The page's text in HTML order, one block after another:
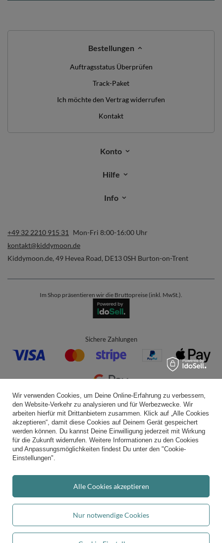
Bestellungen
Auftragsstatus Überprüfen
Track-Paket
Ich möchte den Vertrag widerrufen
Kontakt
Konto
Hilfe
Info
+49 32 2210 915 31
Mon-Fri 8:00-16:00 Uhr
kontakt@kiddymoon.de
Kiddymoon.de, 49 Hevea Road, DE13 0SH Burton-on-Trent
Im Shop präsentieren wir die Bruttopreise (inkl. MwSt.).
Sichere Zahlungen
Bequeme Lieferung
Du kannst uns vertrauen
Folge uns:
Wir verwenden Cookies, um Deine Online-Erfahrung zu verbessern,
den Website-Verkehr zu analysieren und für Werbezwecke. Wir
arbeiten hierfür mit Drittanbietern zusammen. Klick auf „Alle Cookies
akzeptieren“, damit diese Cookies auf Deinem Gerät gespeichert
werden können. Du kannst Deine Einwilligung jederzeit mit Wirkung
für die Zukunft widerrufen. Weitere Informationen zu den Cookies
und Anpassungsmöglichkeiten findest Du unter den "Cookie-
Einstellungen".
Nur notwendige Cookies
Alle Cookies akzeptieren